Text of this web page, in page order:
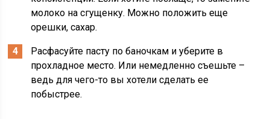
молоко на сгущенку. Можно положить еще
орешки, сахар.
Расфасуйте пасту по баночкам и уберите в
прохладное место. Или немедленно съешьте –
ведь для чего-то вы хотели сделать ее
побыстрее.